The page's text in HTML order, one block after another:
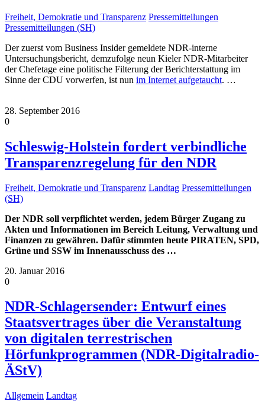
Freiheit, Demokratie und Transparenz Pressemitteilungen
Pressemitteilungen (SH)
Der zuerst vom Business Insider gemeldete NDR-interne
Untersuchungsbericht, demzufolge neun Kieler NDR-Mitarbeiter
der Chefetage eine politische Filterung der Berichterstattung im
Sinne der CDU vorwerfen, ist nun im Internet aufgetaucht. …
28. September 2016
0
Schleswig-Holstein fordert verbindliche
Transparenzregelung für den NDR
Freiheit, Demokratie und Transparenz Landtag Pressemitteilungen
(SH)
Der NDR soll verpflichtet werden, jedem Bürger Zugang zu
Akten und Informationen im Bereich Leitung, Verwaltung und
Finanzen zu gewähren. Dafür stimmten heute PIRATEN, SPD,
Grüne und SSW im Innenausschuss des …
20. Januar 2016
0
NDR-Schlagersender: Entwurf eines
Staatsvertrages über die Veranstaltung
von digitalen terrestrischen
Hörfunkprogrammen (NDR-Digitalradio-
ÄStV)
Allgemein Landtag